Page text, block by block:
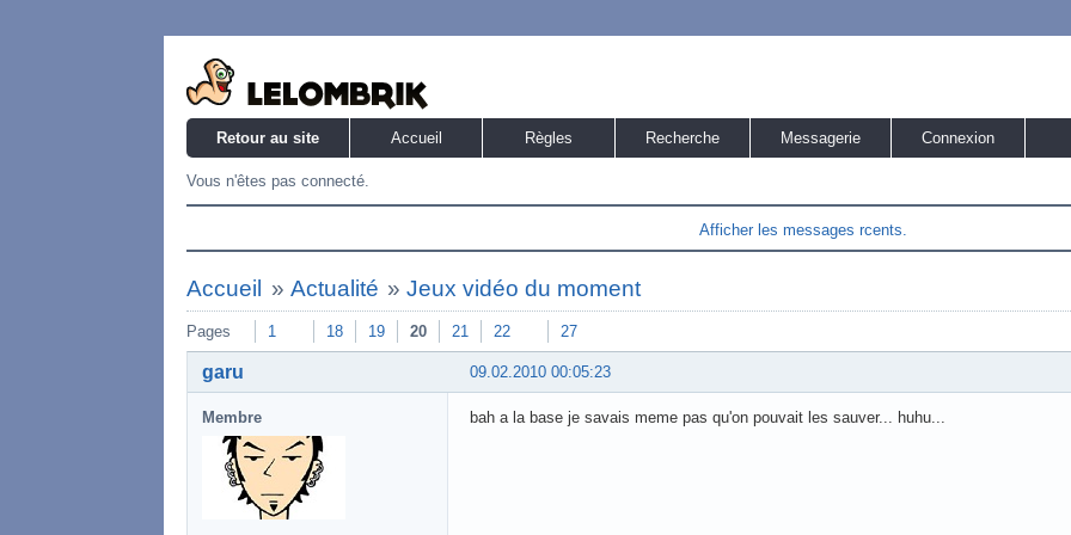
Retour au site Accueil Règles Recherche Messagerie Connexion
Vous n'êtes pas connecté.
Afficher les messages rcents.
Accueil » Actualité »Jeux vidéo du moment
Pages 1 18 19 20 21 22 27
09.02.2010 00:05:23
garu
Membre bah a la base je savais meme pas qu'on pouvait les sauver... huhu...